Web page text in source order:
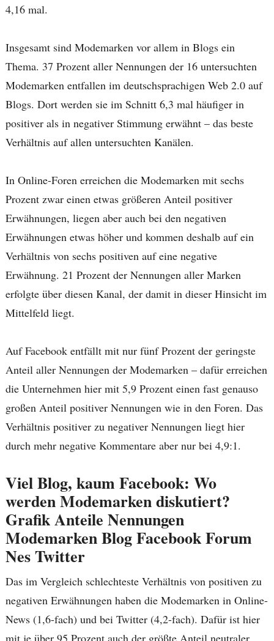
4,16 mal.
Insgesamt sind Modemarken vor allem in Blogs ein
Thema. 37 Prozent aller Nennungen der 16 untersuchten
Modemarken entfallen im deutschsprachigen Web 2.0 auf
Blogs. Dort werden sie im Schnitt 6,3 mal häufiger in
positiver als in negativer Stimmung erwähnt – das beste
Verhältnis auf allen untersuchten Kanälen.
In Online-Foren erreichen die Modemarken mit sechs
Prozent zwar einen etwas größeren Anteil positiver
Erwähnungen, liegen aber auch bei den negativen
Erwähnungen etwas höher und kommen deshalb auf ein
Verhältnis von sechs positiven auf eine negative
Erwähnung. 21 Prozent der Nennungen aller Marken
erfolgte über diesen Kanal, der damit in dieser Hinsicht im
Mittelfeld liegt.
Auf Facebook entfällt mit nur fünf Prozent der geringste
Anteil aller Nennungen der Modemarken – dafür erreichen
die Unternehmen hier mit 5,9 Prozent einen fast genauso
großen Anteil positiver Nennungen wie in den Foren. Das
Verhältnis positiver zu negativer Nennungen liegt hier
durch mehr negative Kommentare aber nur bei 4,9:1.
Viel Blog, kaum Facebook: Wo
werden Modemarken diskutiert?
Grafik Anteile Nennungen
Modemarken Blog Facebook Forum
Nes Twitter
Das im Vergleich schlechteste Verhältnis von positiven zu
negativen Erwähnungen haben die Modemarken in Online-
News (1,6-fach) und bei Twitter (4,2-fach). Dafür ist hier
mit je über 95 Prozent auch der größte Anteil neutraler